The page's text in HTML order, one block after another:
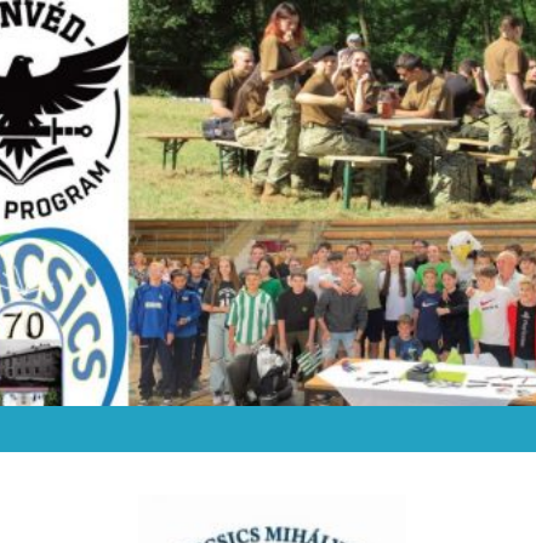
Siklósi Táncsics Mihály
Siklósi Táncsics Mihály
Általános